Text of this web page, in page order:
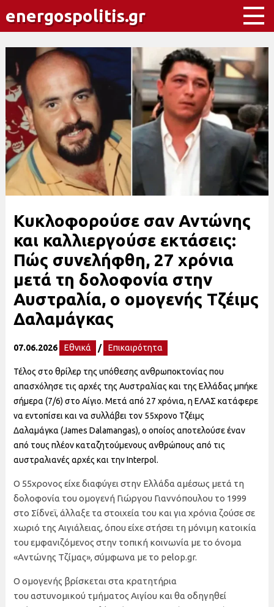
energospolitis.gr
Κυκλοφορούσε σαν Αντώνης
και καλλιεργούσε εκτάσεις:
Πώς συνελήφθη, 27 χρόνια
μετά τη δολοφονία στην
Αυστραλία, ο ομογενής Τζέιμς
Δαλαμάγκας
07.06.2026 Εθνικά / Επικαιρότητα
Τέλος στο θρίλερ της υπόθεσης ανθρωποκτονίας που
απασχόλησε τις αρχές της Αυστραλίας και της Ελλάδας μπήκε
σήμερα (7/6) στο Αίγιο. Μετά από 27 χρόνια, η ΕΛΑΣ κατάφερε
να εντοπίσει και να συλλάβει τον 55χρονο Τζέιμς
Δαλαμάγκα (James Dalamangas), ο οποίος αποτελούσε έναν
από τους πλέον καταζητούμενους ανθρώπους από τις
αυστραλιανές αρχές και την Interpol.
Ο 55χρονος είχε διαφύγει στην Ελλάδα αμέσως μετά τη
δολοφονία του ομογενή Γιώργου Γιαννόπουλου το 1999
στο Σίδνεϊ, άλλαξε τα στοιχεία του και για χρόνια ζούσε σε
χωριό της Αιγιάλειας, όπου είχε στήσει τη μόνιμη κατοικία
του εμφανιζόμενος στην τοπική κοινωνία με το όνομα
«Αντώνης Τζίμας», σύμφωνα με το pelop.gr.
Ο ομογενής βρίσκεται στα κρατητήρια
του αστυνομικού τμήματος Αιγίου και θα οδηγηθεί